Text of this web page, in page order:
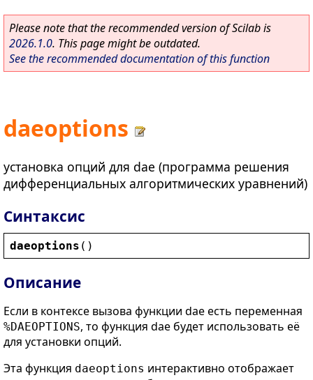
Please note that the recommended version of Scilab is
2026.1.0. This page might be outdated.
See the recommended documentation of this function
daeoptions
установка опций для dae (программа решения
дифференциальных алгоритмических уравнений)
Синтаксис
daeoptions ()
Описание
Если в контексе вызова функции dae есть переменная
%DAEOPTIONS, то функция dae будет использовать её
для установки опций.
Эта функция daeoptions интерактивно отображает